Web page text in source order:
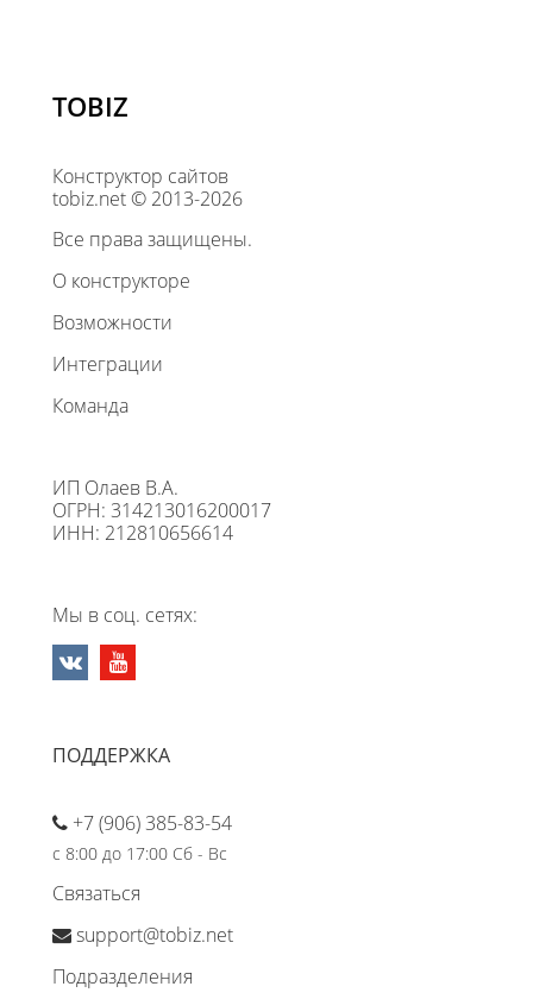
TOBIZ
Конструктор сайтов
tobiz.net © 2013-2026
Все права защищены.
О конструкторе
Возможности
Интеграции
Команда
ИП Олаев В.А.
ОГРН: 314213016200017
ИНН: 212810656614
Мы в соц. сетях:
ПОДДЕРЖКА
+7 (906) 385-83-54
с 8:00 до 17:00 Сб - Вс
Связаться
support@tobiz.net
Подразделения